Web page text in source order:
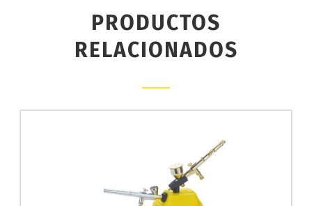
PRODUCTOS
RELACIONADOS